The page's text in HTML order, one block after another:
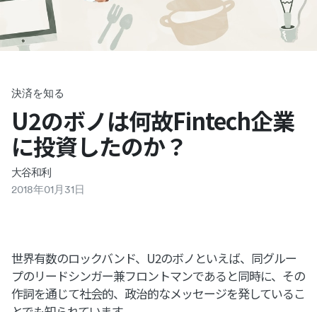
決済を知る
U2のボノは何故Fintech企業
に投資したのか？
大谷和利
2018年01月 31日
世界有数のロックバンド、U2のボノといえば、同グルー
プのリードシンガー兼フロントマンであると同時に、その
作詞を通じて社会的、政治的なメッセージを発しているこ